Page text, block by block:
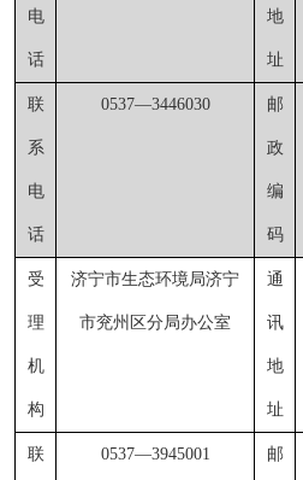
电
话
地
址
联
系
电
话
0537—3446030 邮
政
编
码
受
理
机
构
济宁市生态环境局济宁
市兖州区分局办公室
通
讯
地
址
联 0537—3945001 邮